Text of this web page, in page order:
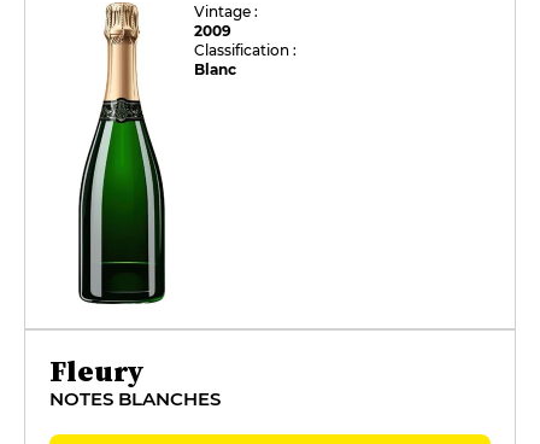
Vintage :
2009
Classification :
Blanc
Fleury
NOTES BLANCHES